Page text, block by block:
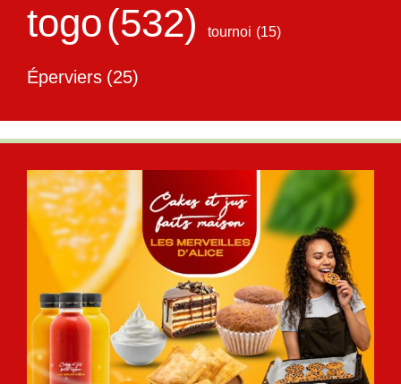
togo(532) tournoi (15)
Éperviers (25)